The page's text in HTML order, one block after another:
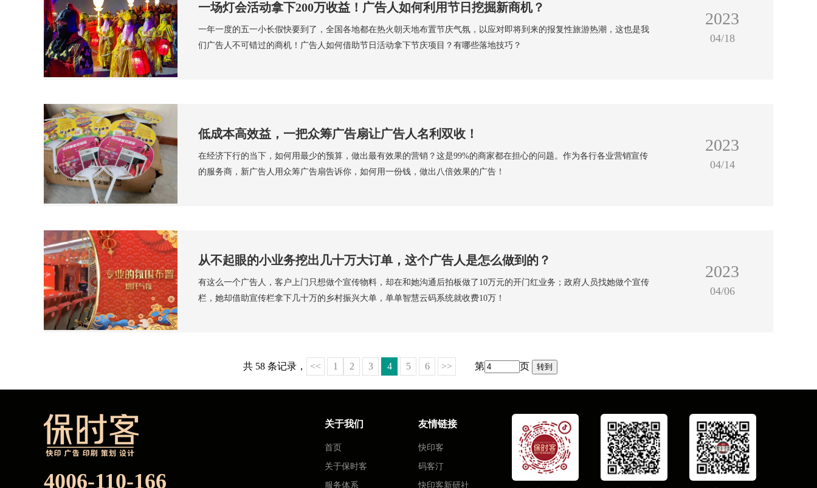
一场灯会活动拿下200万收益！广告人如何利用节日挖掘新商机？
一年一度的五一小长假快要到了，全国各地都在热火朝天地布置节庆气氛，以应对即将到来的报复性旅游热潮，这也是我
们广告人不可错过的商机！广告人如何借助节日活动拿下节庆项目？有哪些落地技巧？
2023
04/18
低成本高效益，一把众筹广告扇让广告人名利双收！
在经济下行的当下，如何用最少的预算，做出最有效果的营销？这是99%的商家都在担心的问题。作为各行各业营销宣传
的服务商，新广告人用众筹广告扇告诉你，如何用一份钱，做出八倍效果的广告！
2023
04/14
从不起眼的小业务挖出几十万大订单，这个广告人是怎么做到的？
有这么一个广告人，客户上门只想做个宣传物料，却在和她沟通后拍板做了10万元的开门红业务；政府人员找她做个宣传
栏，她却借助宣传栏拿下几十万的乡村振兴大单，单单智慧云码系统就收费10万！
2023
04/06
共 58 条记录， << 1 2 3 4 5 6 >> 第 页
4006-110-166
关于我们
首页
关于保时客
服务体系
友情链接
快印客
码客汀
快印客新研社